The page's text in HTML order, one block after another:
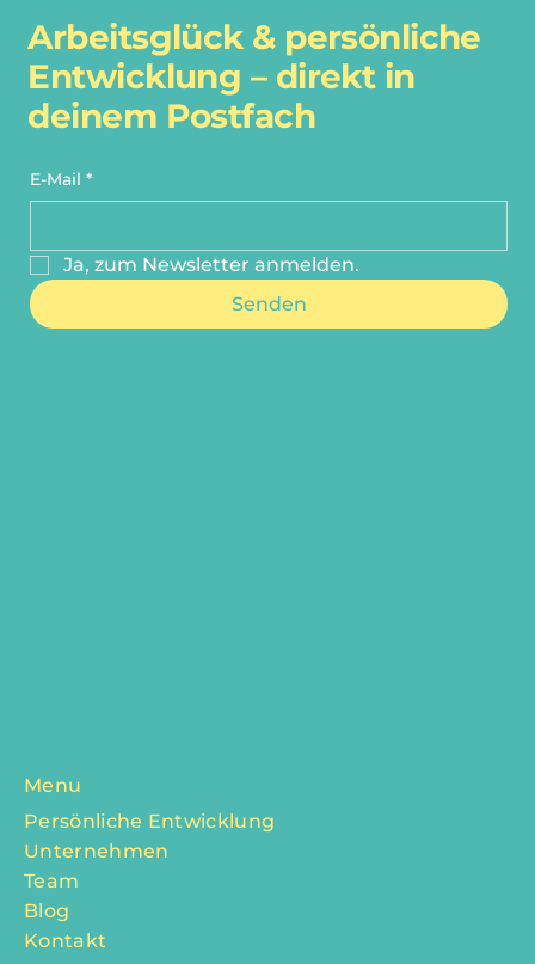
Arbeitsglück & persönliche
Entwicklung – direkt in
deinem Postfach
E-Mail *
Ja, zum Newsletter anmelden.
Senden
Menu
Persönliche Entwicklung
Unternehmen
Team
Blog
Kontakt